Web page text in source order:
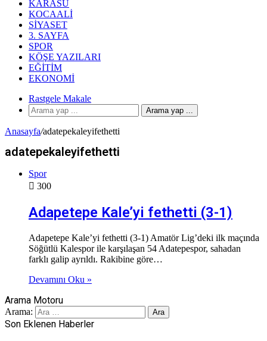
KARASU
KOCAALI
SIYASET
3. SAYFA
SPOR
KÖŞE YAZILARI
EĞITIM
EKONOMI
Rastgele Makale
Arama yap ...
Anasayfa/adatepekaleyifethetti
adatepekaleyifethetti
Spor
300
Adapetepe Kale’yi fethetti (3-1)
Adapetepe Kale’yi fethetti (3-1) Amatör Lig’deki ilk maçında
Söğütlü Kalespor ile karşılaşan 54 Adatepespor, sahadan
farklı galip ayrıldı. Rakibine göre…
Devamını Oku »
Arama Motoru
Arama:
Son Eklenen Haberler